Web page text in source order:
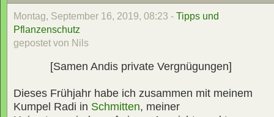
Montag, September 16, 2019, 08:23 - Tipps und
Pflanzenschutz
gepostet von Nils
[Samen Andis private Vergnügungen]
Dieses Frühjahr habe ich zusammen mit meinem
Kumpel Radi in Schmitten, meiner